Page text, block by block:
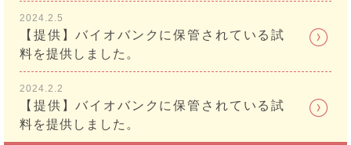
2024.2.5
【提供】バイオバンクに保管されている試
料を提供しました。
2024.2.2
【提供】バイオバンクに保管されている試
料を提供しました。